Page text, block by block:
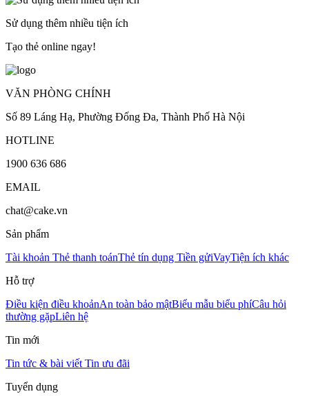
Sử dụng thêm nhiều tiện ích
Tạo thẻ online ngay!
VĂN PHÒNG CHÍNH
Số 89 Láng Hạ, Phường Đống Đa, Thành Phố Hà Nội
HOTLINE
1900 636 686
EMAIL
chat@cake.vn
Sản phẩm
Tài khoản Thẻ thanh toánThẻ tín dụng Tiền gửiVayTiện ích khác
Hỗ trợ
Điều kiện điều khoảnAn toàn bảo mậtBiểu mẫu biểu phíCâu hỏi
thường gặpLiên hệ
Tin mới
Tin tức & bài viếtTin ưu đãi
Tuyển dụng